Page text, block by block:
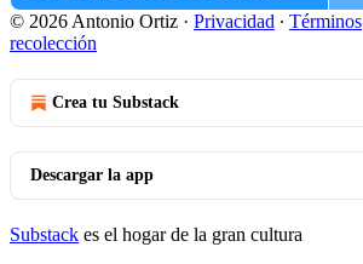
© 2026 Antonio Ortiz · Privacidad ∙ Términos
recolección
Crea tu Substack
Descargar la app
Substack es el hogar de la gran cultura